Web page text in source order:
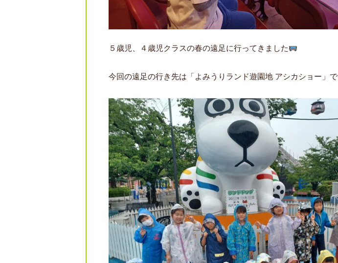
５歳児、４歳児クラスの春の遠足に行ってきました
今回の遠足の行き先は「よみうりランド遊園地 アシカショー」